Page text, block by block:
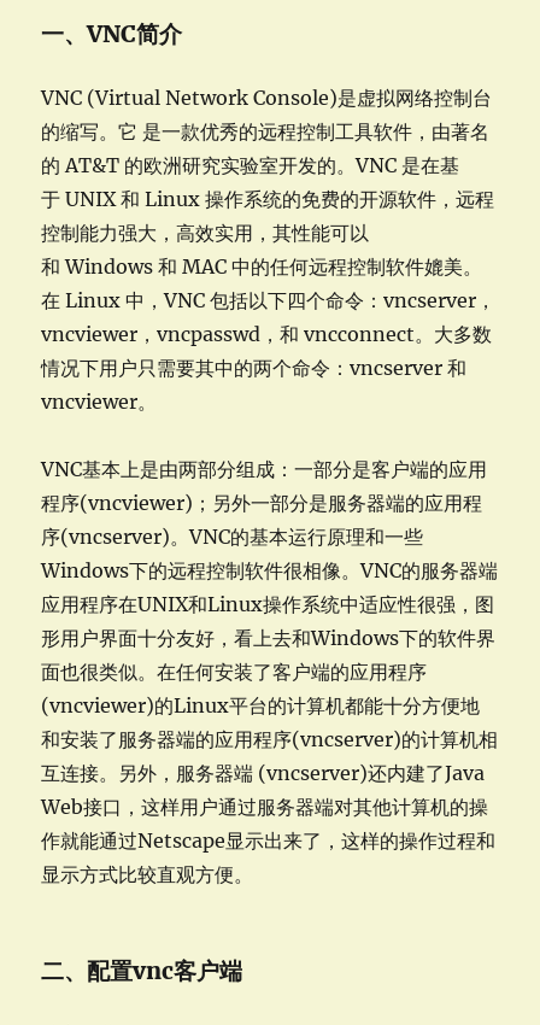
一、VNC简介
VNC (Virtual Network Console)是虚拟网络控制台
的缩写。它 是一款优秀的远程控制工具软件，由著名
的 AT&T 的欧洲研究实验室开发的。VNC 是在基
于 UNIX 和 Linux 操作系统的免费的开源软件，远程
控制能力强大，高效实用，其性能可以
和 Windows 和 MAC 中的任何远程控制软件媲美。
在 Linux 中，VNC 包括以下四个命令：vncserver，
vncviewer，vncpasswd，和 vncconnect。大多数
情况下用户只需要其中的两个命令：vncserver 和
vncviewer。
VNC基本上是由两部分组成：一部分是客户端的应用
程序(vncviewer)；另外一部分是服务器端的应用程
序(vncserver)。VNC的基本运行原理和一些
Windows下的远程控制软件很相像。VNC的服务器端
应用程序在UNIX和Linux操作系统中适应性很强，图
形用户界面十分友好，看上去和Windows下的软件界
面也很类似。在任何安装了客户端的应用程序
(vncviewer)的Linux平台的计算机都能十分方便地
和安装了服务器端的应用程序(vncserver)的计算机相
互连接。另外，服务器端 (vncserver)还内建了Java
Web接口，这样用户通过服务器端对其他计算机的操
作就能通过Netscape显示出来了，这样的操作过程和
显示方式比较直观方便。
二、配置vnc客户端